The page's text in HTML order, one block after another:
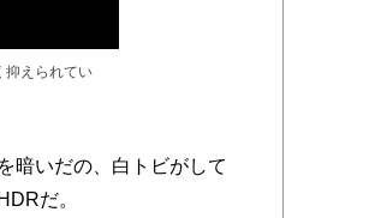
抑えられてい
暗いだの、白トビがして
だ。